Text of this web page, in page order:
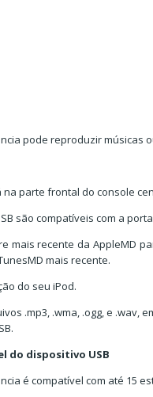
pode reproduzir músicas
parte frontal do console
são compatíveis com a porta
mais recente da AppleMD
mais recente.
do seu iPod.
.mp3, .wma, .ogg, e .wav,
do dispositivo USB
é compatível com até 15